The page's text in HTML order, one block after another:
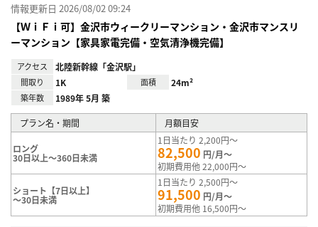
情報更新日 2026/08/02 09:24
【ＷｉＦｉ可】金沢市ウィークリーマンション・金沢市マンスリ
ーマンション【家具家電完備・空気清浄機完備】
アクセス 北陸新幹線「金沢駅」
間取り 1K 面積 24m²
築年数 1989年 5月 築
プラン名・期間 月額目安
ロング
30日以上～360日未満
1日当たり 2,200円～
82,500 円/月～
初期費用他 22,000円～
ショート【7日以上】
～30日未満
1日当たり 2,500円～
91,500 円/月～
初期費用他 16,500円～